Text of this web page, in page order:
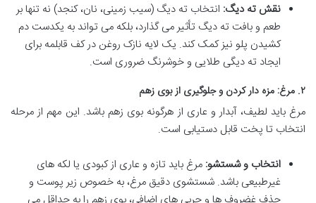
نقش ته دیگ: انتخاب ته دیگ (سیب زمینی، نان، کنجد) نه تنها بر
طعم و بافت ته دیگ تأثیر می گذارد، بلکه می تواند به یکدست دم
کشیدن پلو نیز کمک کند. یک لایه نازک روغن در کف قابلمه برای
ایجاد ته دیگی طلایی و خوشرنگ ضروری است.
۲. مرغ: مزه دار کردن و جلوگیری از بوی زهم
مرغ باید لطیف، آبدار و عاری از هرگونه بوی زهم باشد. این مهم از مرحله
انتخاب تا پخت قابل دستیابی است.
انتخاب و شستشو: مرغ باید تازه و عاری از کبودی یا لکه های
غیرطبیعی باشد. شستشوی دقیق مرغ، به خصوص زیر پوست و